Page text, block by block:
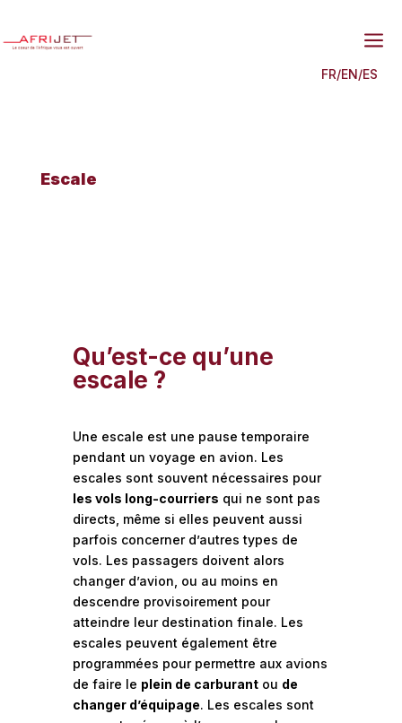
a
FR/EN/ES
Escale
Qu’est-ce qu’une
escale ?
Une escale est une pause temporaire
pendant un voyage en avion. Les
escales sont souvent nécessaires pour
les vols long-courriers qui ne sont pas
directs, même si elles peuvent aussi
parfois concerner d’autres types de
vols. Les passagers doivent alors
changer d’avion, ou au moins en
descendre provisoirement pour
atteindre leur destination finale. Les
escales peuvent également être
programmées pour permettre aux avions
de faire le plein de carburantou de
changer d’équipage. Les escales sont